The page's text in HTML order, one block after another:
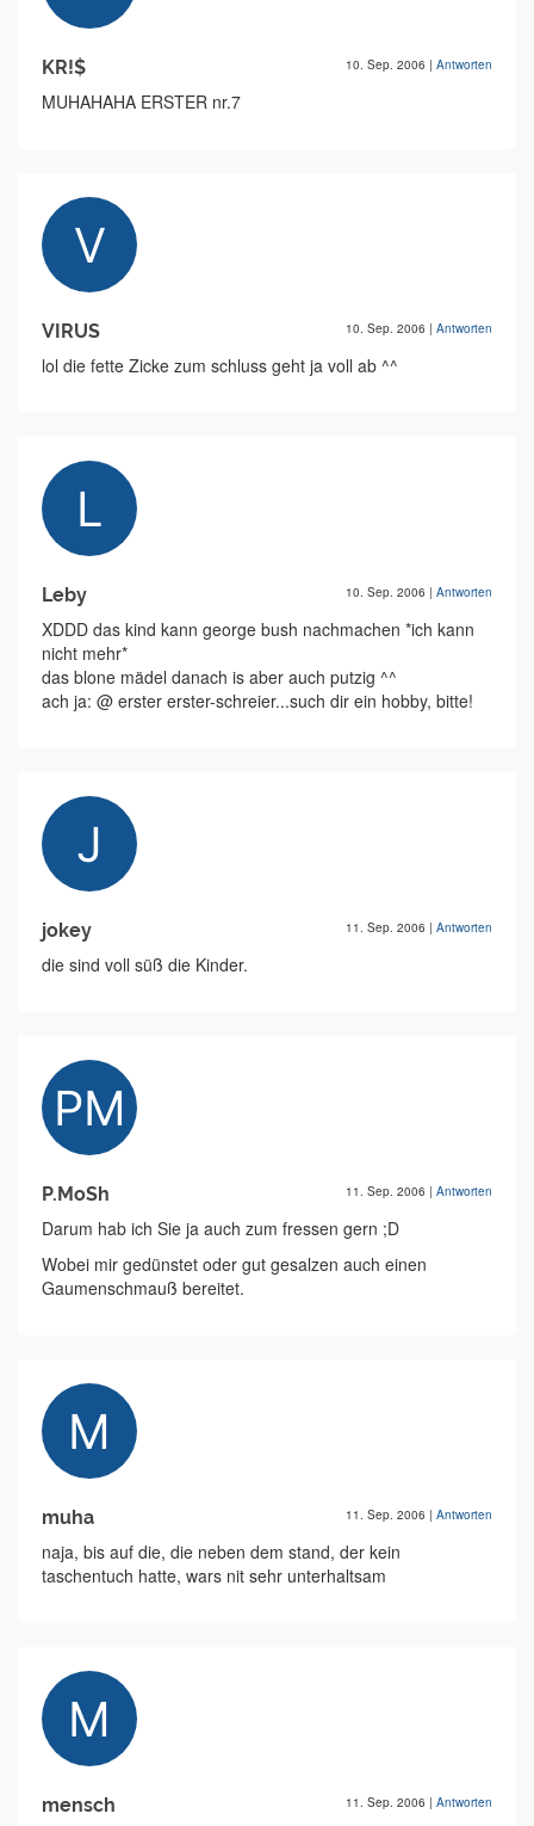
KR!$ 10. Sep. 2006 | Antworten
MUHAHAHA ERSTER nr.7
VIRUS 10. Sep. 2006 | Antworten
lol die fette Zicke zum schluss geht ja voll ab ^^
Leby 10. Sep. 2006 | Antworten
XDDD das kind kann george bush nachmachen *ich kann
nicht mehr*
das blone mädel danach is aber auch putzig ^^
ach ja: @ erster erster-schreier...such dir ein hobby, bitte!
jokey 11. Sep. 2006 | Antworten
die sind voll süß die Kinder.
P.MoSh 11. Sep. 2006 | Antworten
Darum hab ich Sie ja auch zum fressen gern ;D
Wobei mir gedünstet oder gut gesalzen auch einen
Gaumenschmauß bereitet.
muha 11. Sep. 2006 | Antworten
naja, bis auf die, die neben dem stand, der kein
taschentuch hatte, wars nit sehr unterhaltsam
mensch 11. Sep. 2006 | Antworten